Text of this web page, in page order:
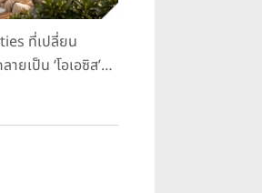
ที่เปลี่ยน
ยเป็น ‘โอเอซิส’